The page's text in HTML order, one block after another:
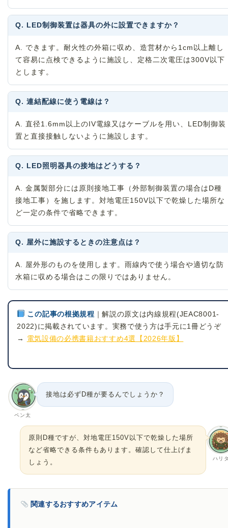
Q. LED制御装置は器具の外に設置できますか？
A. できます。耐火性の外箱に収め、造営材から1cm以上離し
て容易に点検できるように施設し、定格二次電圧は300V以下
とします。
Q. 連結配線に使う電線は？
A. 直径1.6mm以上のIV電線又はケーブルを用い、LED制御装
置と直接接触しないように施設します。
Q. LED照明器具の接地はどうする？
A. 金属製部分には原則接地工事（外部制御装置の場合はD種
接地工事）を施します。対地電圧150V以下で乾燥した場所な
ど一定の条件で省略できます。
Q. 屋外に施設するときの注意点は？
A. 屋外形のものを使用します。雨線内で使う場合や適切な防
水箱に収める場合はこの限りではありません。
この記事の根拠規程 ｜解説の原文は内線規程(JEAC8001-
2022)に掲載されています。実務で使う方は手元に1冊どうぞ
→ 電気設備の必携書籍おすすめ4選【2026年版】
ペン太
接地は必ずD種が要るんでしょうか？
ハリ
原則D種ですが、対地電圧150V以下で乾燥した場所
など省略できる条件もあります。確認して仕上げま
しょう。
関連するおすすめアイテム